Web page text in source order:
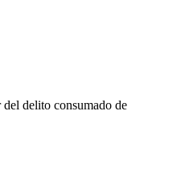
delito consumado de